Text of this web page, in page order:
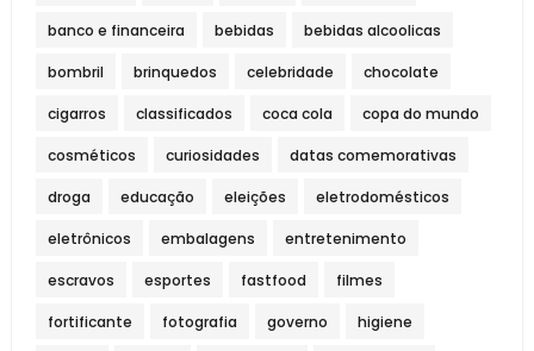
banco e financeira bebidas bebidas alcoolicas
bombril brinquedos celebridade chocolate
cigarros classificados coca cola copa do mundo
cosméticos curiosidades datas comemorativas
droga educação eleições eletrodomésticos
eletrônicos embalagens entretenimento
escravos esportes fastfood filmes
fortificante fotografia governo higiene